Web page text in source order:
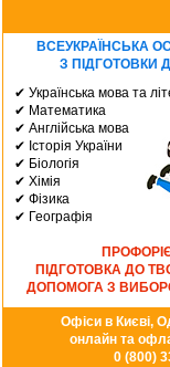
ВСЕУКРАЇНСЬКА
З ПІДГОТОВКИ
✔ Українська мова та
✔ Математика
✔ Англійська мова
✔ Історія України
✔ Біологія
✔ Хімія
✔ Фізика
✔ Географія
ПІДГОТОВКА ДО
ДОПОМОГА З
Офіси в Києві,
онлайн та
0 (800)